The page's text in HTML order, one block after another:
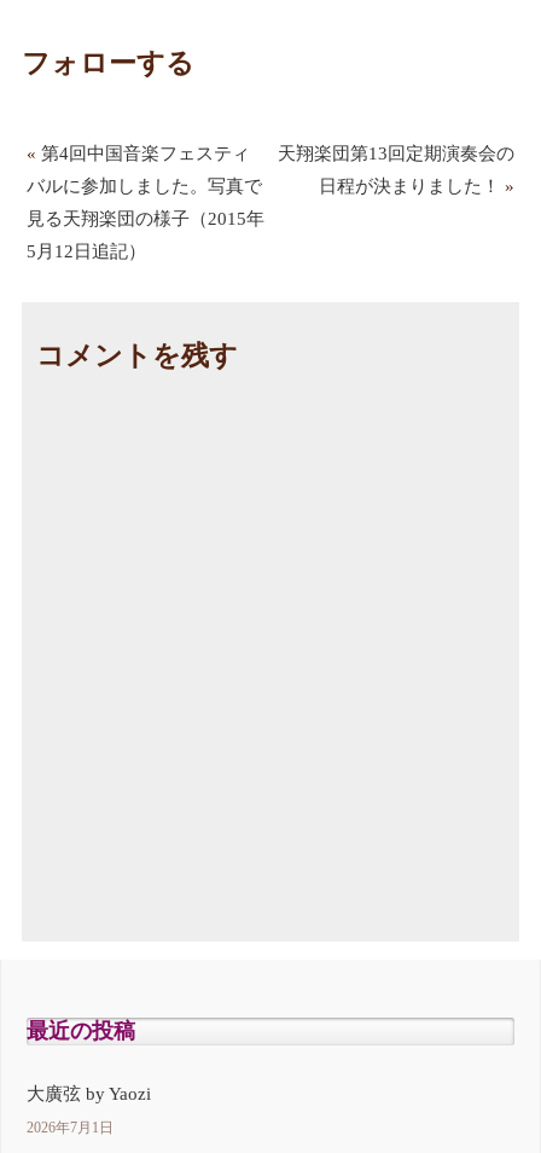
フォローする
«第4回中国音楽フェスティ
バルに参加しました。写真で
見る天翔楽団の様子（2015年
5月12日追記）
天翔楽団第13回定期演奏会の
日程が決まりました！ »
コメントを残す
最近の投稿
大廣弦 by Yaozi
2026年7月1日